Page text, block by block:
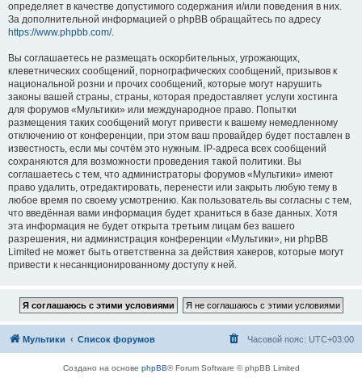
определяет в качестве допустимого содержания и/или поведения в них.
За дополнительной информацией о phpBB обращайтесь по адресу
https://www.phpbb.com/.
Вы соглашаетесь не размещать оскорбительных, угрожающих,
клеветнических сообщений, порнографических сообщений, призывов к
национальной розни и прочих сообщений, которые могут нарушить
законы вашей страны, страны, которая предоставляет услуги хостинга
для форумов «Мультики» или международное право. Попытки
размещения таких сообщений могут привести к вашему немедленному
отключению от конференции, при этом ваш провайдер будет поставлен в
известность, если мы сочтём это нужным. IP-адреса всех сообщений
сохраняются для возможности проведения такой политики. Вы
соглашаетесь с тем, что администраторы форумов «Мультики» имеют
право удалить, отредактировать, перенести или закрыть любую тему в
любое время по своему усмотрению. Как пользователь вы согласны с тем,
что введённая вами информация будет храниться в базе данных. Хотя
эта информация не будет открыта третьим лицам без вашего
разрешения, ни администрация конференции «Мультики», ни phpBB
Limited не может быть ответственна за действия хакеров, которые могут
привести к несанкционированному доступу к ней.
Мультики Список форумов Часовой пояс: UTC+03:00
Создано на основе phpBB® Forum Software © phpBB Limited